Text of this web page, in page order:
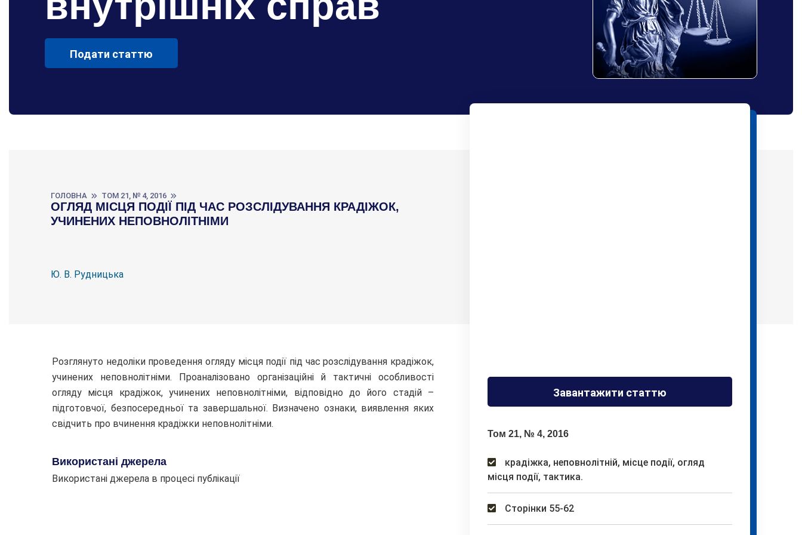
Подати статтю
ГОЛОВНА ТОМ 21, № 4, 2016
ОГЛЯД МІСЦЯ ПОДІЇ ПІД ЧАС РОЗСЛІДУВАННЯ КРАДІЖОК,
УЧИНЕНИХ НЕПОВНОЛІТНІМИ
Ю. В. Рудницька
Розглянуто недоліки проведення огляду місця події під час розслідування крадіжок,
учинених неповнолітніми. Проаналізовано організаційні й тактичні особливості
огляду місця крадіжок, учинених неповнолітніми, відповідно до його стадій –
підготовчої, безпосередньої та завершальної. Визначено ознаки, виявлення яких
свідчить про вчинення крадіжки неповнолітніми.
Використані джерела
Використані джерела в процесі публікації
Завантажити статтю
Том 21, № 4, 2016
крадіжка, неповнолітній, місце події, огляд
місця події, тактика.
Сторінки 55-62